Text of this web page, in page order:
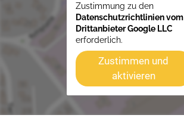
Zustimmung zu den
Datenschutzrichtlinien vom
Drittanbieter Google LLC
erforderlich.
Zustimmen und
aktivieren